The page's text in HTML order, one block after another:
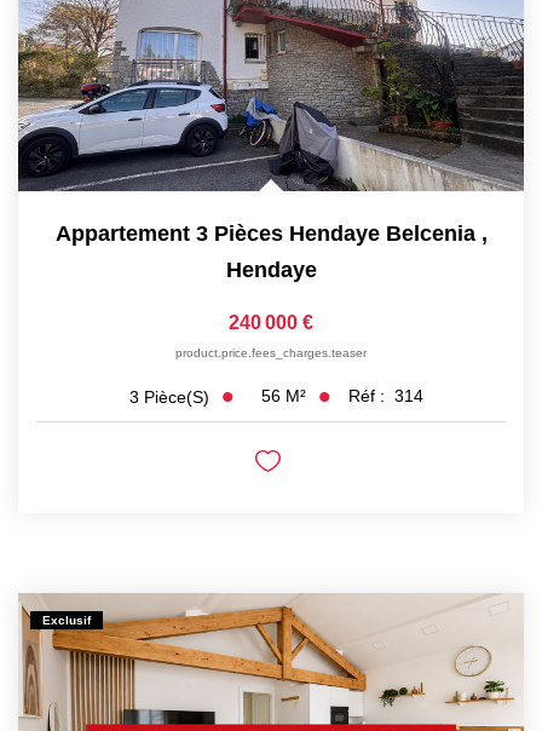
Appartement 3 Pièces Hendaye Belcenia ,
Hendaye
240 000 €
product.price.fees_charges.teaser
3 Pièce(s) 56 M² Réf : 314
Exclusif